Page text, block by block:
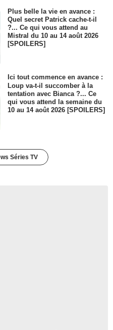
Plus belle la vie en avance :
Quel secret Patrick cache-t-il
?... Ce qui vous attend au
Mistral du 10 au 14 août 2026
[SPOILERS]
Ici tout commence en avance :
Loup va-t-il succomber à la
tentation avec Bianca ?... Ce
qui vous attend la semaine du
10 au 14 août 2026 [SPOILERS]
Séries TV